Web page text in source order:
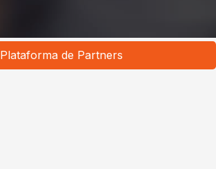
Plataforma de Partners